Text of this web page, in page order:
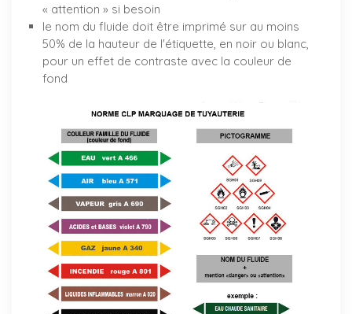
« attention » si besoin
le nom du fluide doit être imprimé sur au moins
50% de la hauteur de l'étiquette, en noir ou blanc,
pour un effet de contraste avec la couleur de
fond